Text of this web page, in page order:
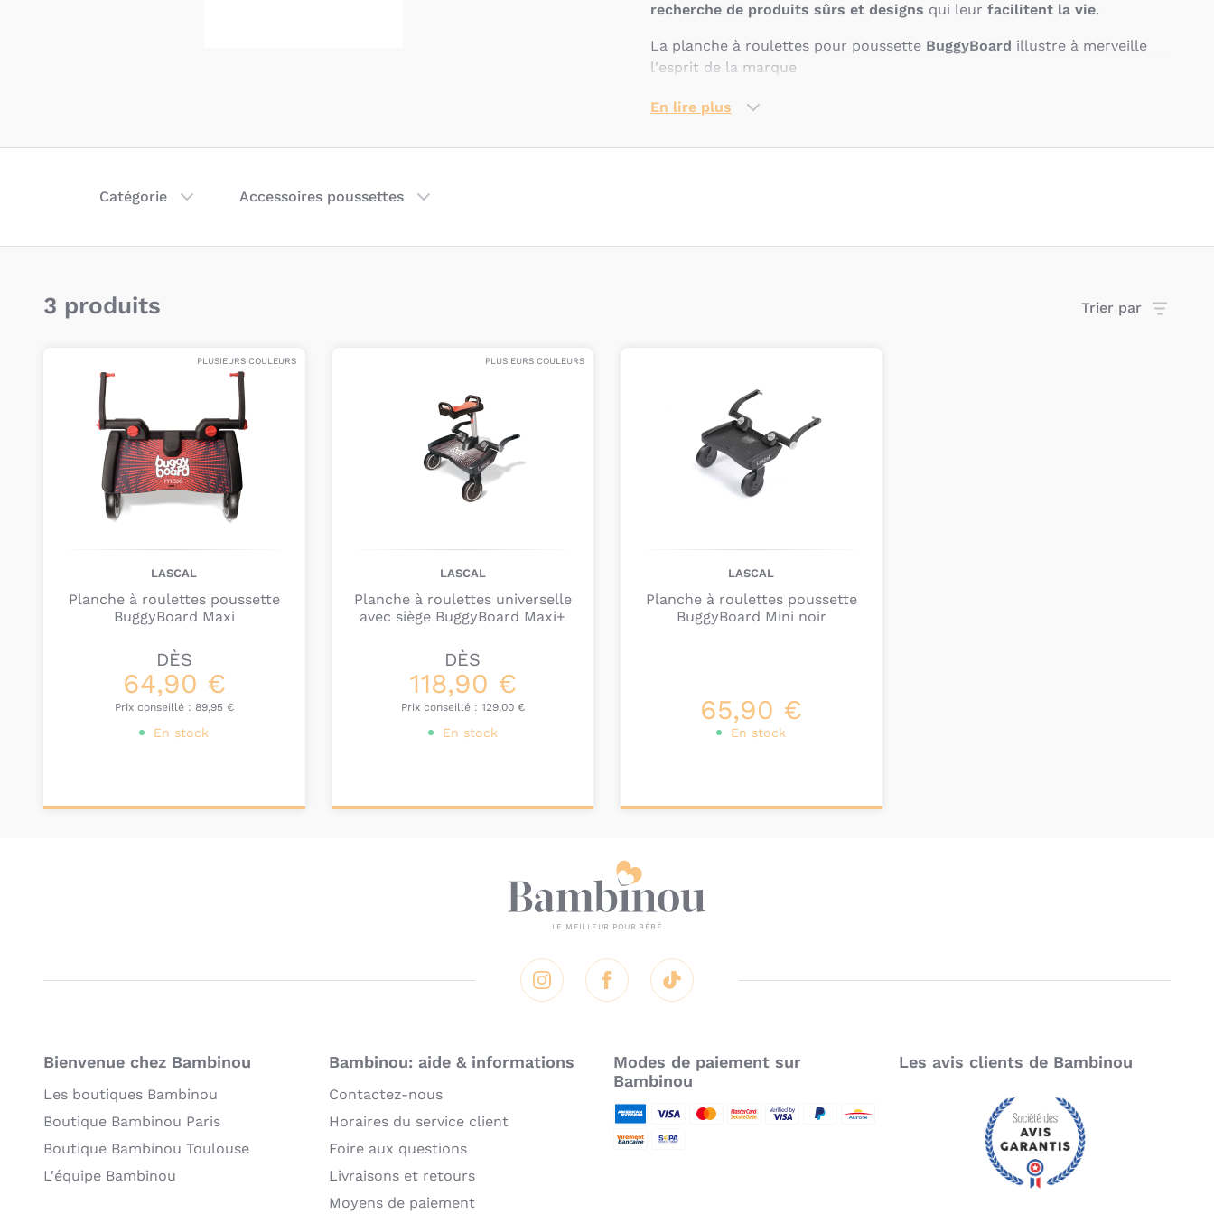
recherche de produits sûrs et designs qui leur facilitent la vie.
La planche à roulettes pour poussette BuggyBoard illustre à merveille
l'esprit de la marque
En lire plus
3 produits Trier par
Catégorie Accessoires poussettes
PLUSIEURS COULEURS
LASCAL
Planche à roulettes poussette
BuggyBoard Maxi
DÈS
64,90 €
Prix conseillé : 89,95 €
En stock
PLUSIEURS COULEURS
LASCAL
Planche à roulettes universelle
avec siège BuggyBoard Maxi+
DÈS
118,90 €
Prix conseillé : 129,00 €
En stock
LASCAL
Planche à roulettes poussette
BuggyBoard Mini noir
65,90 €
En stock
Instagram Facebook Tik Tok
Bienvenue chez Bambinou
Les boutiques Bambinou
Boutique Bambinou Paris
Boutique Bambinou Toulouse
L'équipe Bambinou
Bambinou: aide & informations
Contactez-nous
Horaires du service client
Foire aux questions
Livraisons et retours
Moyens de paiement
Modes de paiement sur
Bambinou
American Express
Visa
Les avis clients de Bambinou